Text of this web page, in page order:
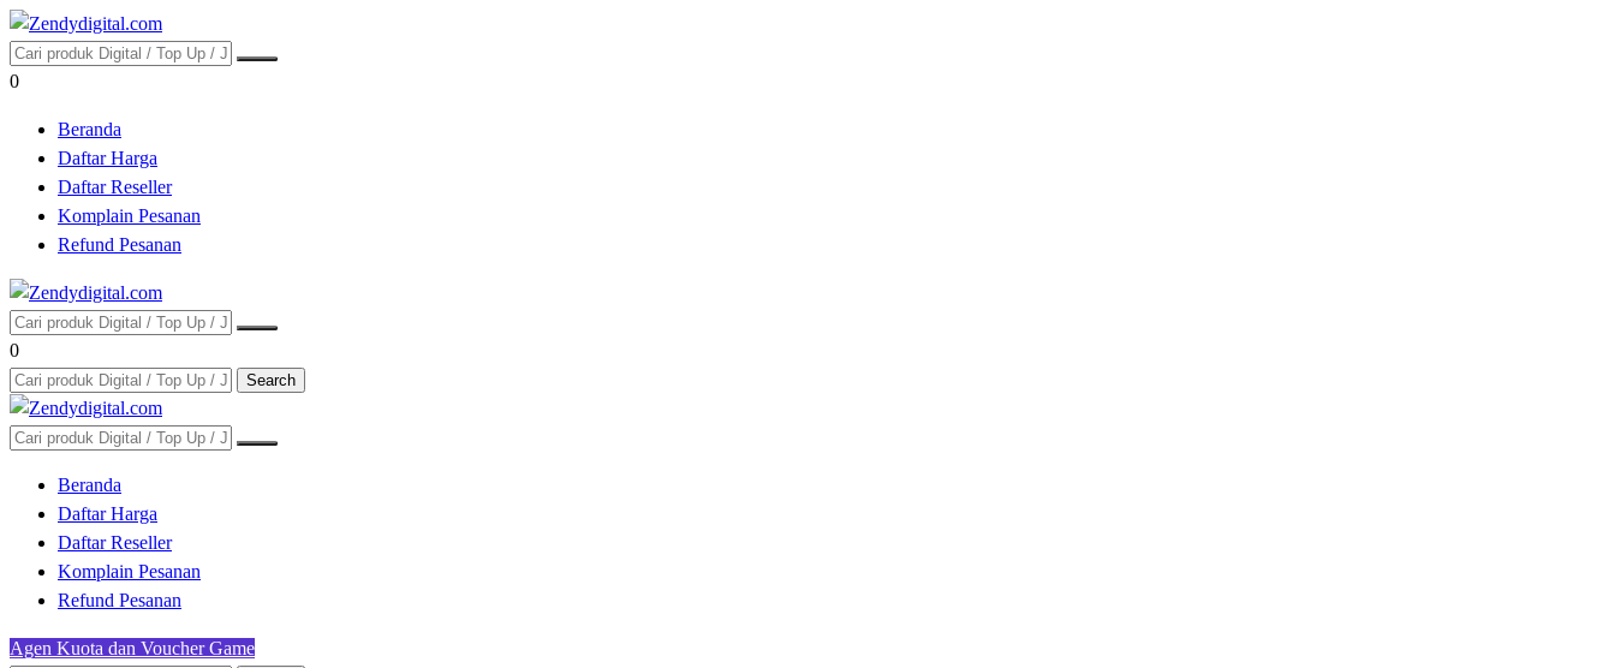
0
Beranda
Daftar Harga
Daftar Reseller
Komplain Pesanan
Refund Pesanan
0
Search
Beranda
Daftar Harga
Daftar Reseller
Komplain Pesanan
Refund Pesanan
Agen Kuota dan Voucher Game